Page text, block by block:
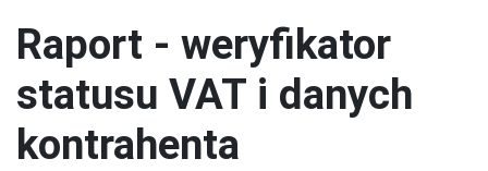
Raport - weryfikator
statusu VAT i danych
kontrahenta